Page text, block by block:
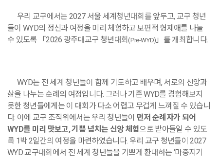
우리 교구에서는 2027 서울 세계청년대회를 앞두고,교구 청년
들이 WYD의 정신과 여정을 미리 체험하고 보편적 형제애를 나눌
수 있도록
「2026광주대교구 청년대회(Pre-WYD) 」 를 개최합니다.
WYD는 전 세계 청년들이 함께 기도하고 배우며, 서로의 신앙과
삶을 나누는 순례의 여정입니다. 그러나 기존WYD를 경험해보지
못한 청년들에게는 이 대회가 다소 어렵고 무겁게 느껴질 수 있습니
다. 이에 교구 조직위에서는 우리 청년들이 먼저 순례자가 되어
WYD를 미리 맛보고,기쁨 넘치는 신앙 체험으로 받아들일 수 있도
록 1박2일간의 여정을 마련하였습니다. 우리 교구 청년들이2027
WYD교구대회에서 전 세계 청년들을 기쁘게 환대하는‘마중지기